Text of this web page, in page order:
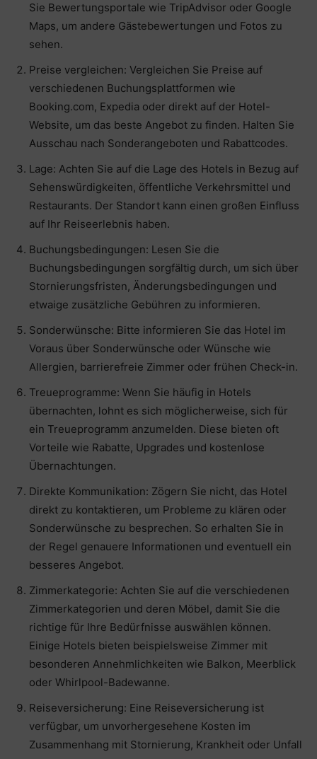
Sie Bewertungsportale wie TripAdvisor oder Google
Maps, um andere Gästebewertungen und Fotos zu
sehen.
Preise vergleichen: Vergleichen Sie Preise auf
verschiedenen Buchungsplattformen wie
Booking.com, Expedia oder direkt auf der Hotel-
Website, um das beste Angebot zu finden. Halten Sie
Ausschau nach Sonderangeboten und Rabattcodes.
Lage: Achten Sie auf die Lage des Hotels in Bezug auf
Sehenswürdigkeiten, öffentliche Verkehrsmittel und
Restaurants. Der Standort kann einen großen Einfluss
auf Ihr Reiseerlebnis haben.
Buchungsbedingungen: Lesen Sie die
Buchungsbedingungen sorgfältig durch, um sich über
Stornierungsfristen, Änderungsbedingungen und
etwaige zusätzliche Gebühren zu informieren.
Sonderwünsche: Bitte informieren Sie das Hotel im
Voraus über Sonderwünsche oder Wünsche wie
Allergien, barrierefreie Zimmer oder frühen Check-in.
Treueprogramme: Wenn Sie häufig in Hotels
übernachten, lohnt es sich möglicherweise, sich für
ein Treueprogramm anzumelden. Diese bieten oft
Vorteile wie Rabatte, Upgrades und kostenlose
Übernachtungen.
Direkte Kommunikation: Zögern Sie nicht, das Hotel
direkt zu kontaktieren, um Probleme zu klären oder
Sonderwünsche zu besprechen. So erhalten Sie in
der Regel genauere Informationen und eventuell ein
besseres Angebot.
Zimmerkategorie: Achten Sie auf die verschiedenen
Zimmerkategorien und deren Möbel, damit Sie die
richtige für Ihre Bedürfnisse auswählen können.
Einige Hotels bieten beispielsweise Zimmer mit
besonderen Annehmlichkeiten wie Balkon, Meerblick
oder Whirlpool-Badewanne.
Reiseversicherung: Eine Reiseversicherung ist
verfügbar, um unvorhergesehene Kosten im
Zusammenhang mit Stornierung, Krankheit oder Unfall